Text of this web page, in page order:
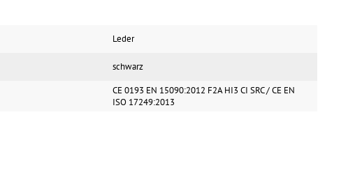
Leder
schwarz
CE 0193 EN 15090:2012 F2A HI3 CI SRC / CE EN
ISO 17249:2013